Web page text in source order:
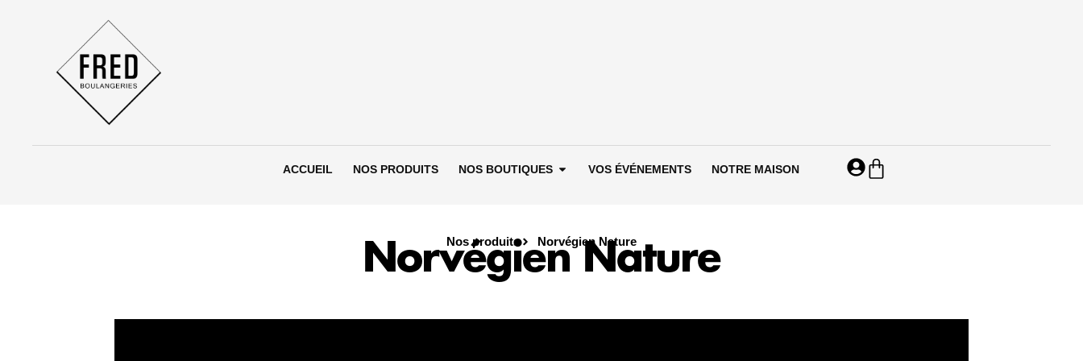
ACCUEIL NOS PRODUITS NOS BOUTIQUES Ouvrir Nos boutiques
VOS ÉVÉNEMENTS NOTRE MAISON Panier
Nos produits Norvégien Nature
Norvégien Nature